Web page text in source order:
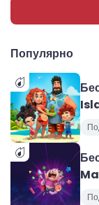
Популярно